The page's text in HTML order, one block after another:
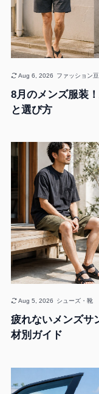
8月のメンズ服装
と選び方
Aug 6, 2026 ファッション
疲れないメンズサ
材別ガイド
Aug 5, 2026 シューズ・靴